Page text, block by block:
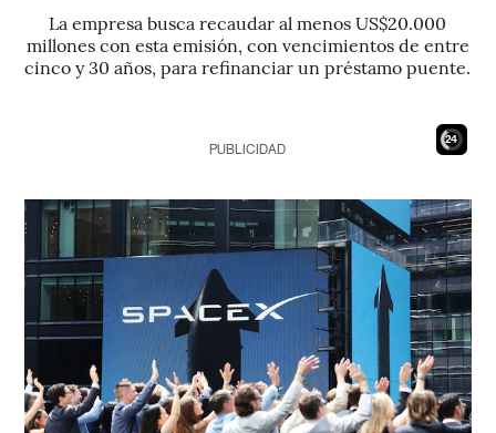
La empresa busca recaudar al menos US$20.000
millones con esta emisión, con vencimientos de entre
cinco y 30 años, para refinanciar un préstamo puente.
22
PUBLICIDAD